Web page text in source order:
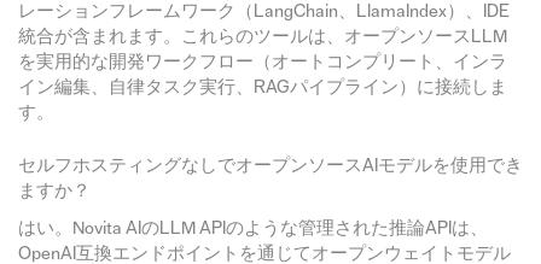
レーションフレームワーク（LangChain、LlamaIndex）、IDE
統合が含まれます。これらのツールは、オープンソースLLM
を実用的な開発ワークフロー（オートコンプリート、インラ
イン編集、自律タスク実行、RAGパイプライン）に接続しま
す。
セルフホスティングなしでオープンソースAIモデルを使用でき
ますか？
はい。Novita AIのLLM APIのような管理された推論APIは、
OpenAI互換エンドポイントを通じてオープンウェイトモデル